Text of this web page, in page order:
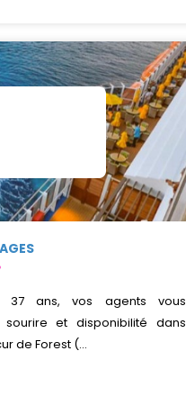
37 ans, vos agents vous
et disponibilité dans
de Forest (...